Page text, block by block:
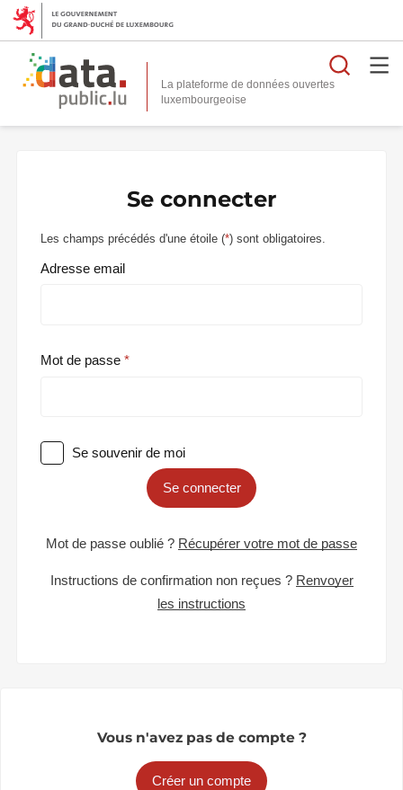
La plateforme de données ouvertes
Se connecter
Les champs précédés d'une étoile (*) sont obligatoires.
Adresse email
Mot de passe
Se souvenir de moi
Se connecter
Mot de passe oublié ? Récupérer votre mot de passe
Instructions de confirmation non reçues ? Renvoyer
les instructions
Vous n'avez pas de compte ?
Créer un compte